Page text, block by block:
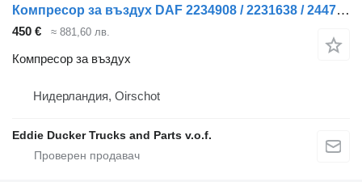
Компресор за въздух DAF 2234908 / 2231638 / 2447015 Compressor 564CC MX-11 за влекач
450 € ≈ 881,60 лв.
Компресор за въздух
Нидерландия, Oirschot
Eddie Ducker Trucks and Parts v.o.f.